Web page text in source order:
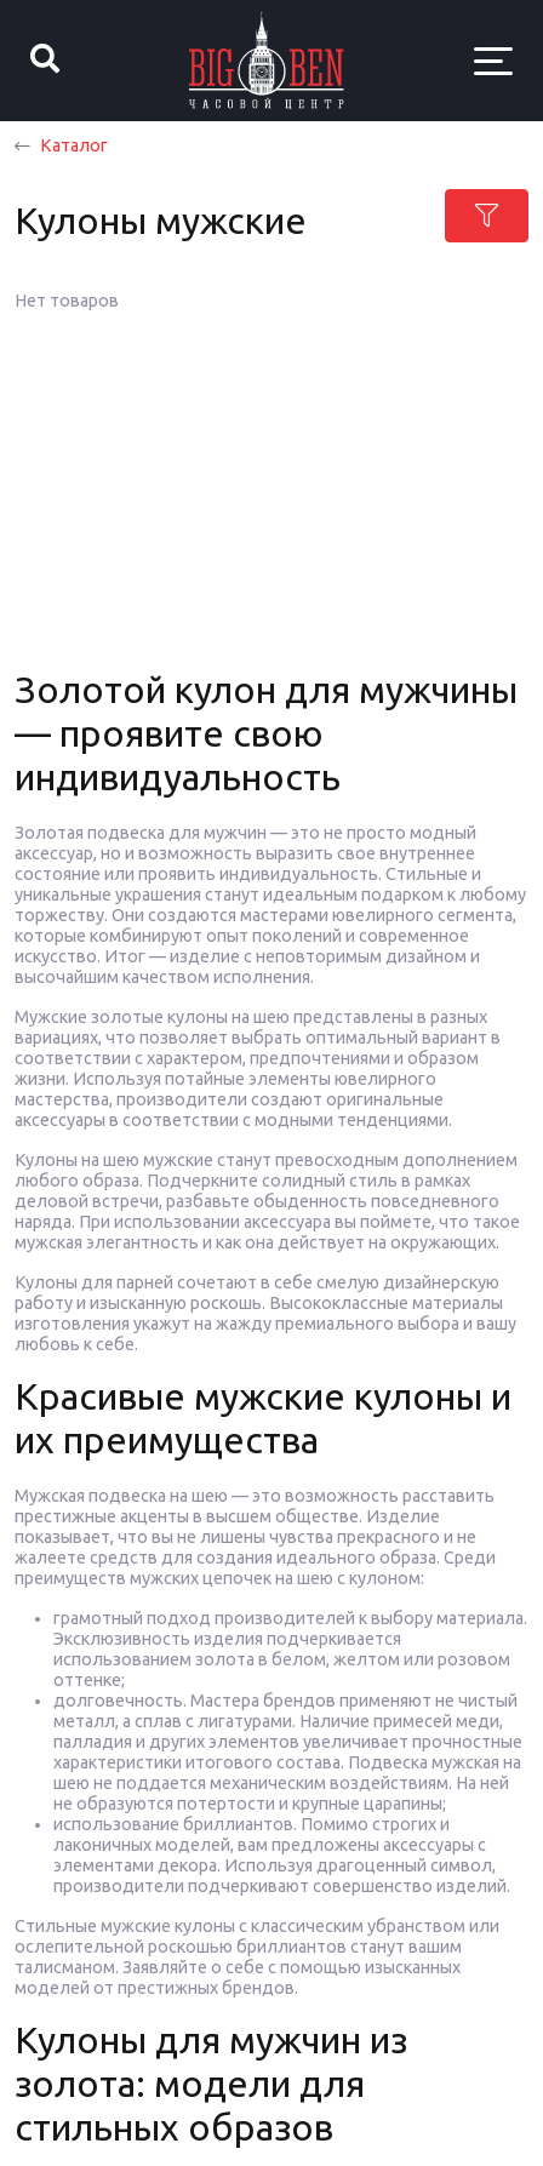
Каталог
Кулоны мужские
Нет товаров
Золотой кулон для мужчины
— проявите свою
индивидуальность
Золотая подвеска для мужчин — это не просто модный
аксессуар, но и возможность выразить свое внутреннее
состояние или проявить индивидуальность. Стильные и
уникальные украшения станут идеальным подарком к любому
торжеству. Они создаются мастерами ювелирного сегмента,
которые комбинируют опыт поколений и современное
искусство. Итог — изделие с неповторимым дизайном и
высочайшим качеством исполнения.
Мужские золотые кулоны на шею представлены в разных
вариациях, что позволяет выбрать оптимальный вариант в
соответствии с характером, предпочтениями и образом
жизни. Используя потайные элементы ювелирного
мастерства, производители создают оригинальные
аксессуары в соответствии с модными тенденциями.
Кулоны на шею мужские станут превосходным дополнением
любого образа. Подчеркните солидный стиль в рамках
деловой встречи, разбавьте обыденность повседневного
наряда. При использовании аксессуара вы поймете, что такое
мужская элегантность и как она действует на окружающих.
Кулоны для парней сочетают в себе смелую дизайнерскую
работу и изысканную роскошь. Высококлассные материалы
изготовления укажут на жажду премиального выбора и вашу
любовь к себе.
Красивые мужские кулоны и
их преимущества
Мужская подвеска на шею — это возможность расставить
престижные акценты в высшем обществе. Изделие
показывает, что вы не лишены чувства прекрасного и не
жалеете средств для создания идеального образа. Среди
преимуществ мужских цепочек на шею с кулоном:
грамотный подход производителей к выбору материала.
Эксклюзивность изделия подчеркивается
использованием золота в белом, желтом или розовом
оттенке;
долговечность. Мастера брендов применяют не чистый
металл, а сплав с лигатурами. Наличие примесей меди,
палладия и других элементов увеличивает прочностные
характеристики итогового состава. Подвеска мужская на
шею не поддается механическим воздействиям. На ней
не образуются потертости и крупные царапины;
использование бриллиантов. Помимо строгих и
лаконичных моделей, вам предложены аксессуары с
элементами декора. Используя драгоценный символ,
производители подчеркивают совершенство изделий.
Стильные мужские кулоны с классическим убранством или
ослепительной роскошью бриллиантов станут вашим
талисманом. Заявляйте о себе с помощью изысканных
моделей от престижных брендов.
Кулоны для мужчин из
золота: модели для
стильных образов